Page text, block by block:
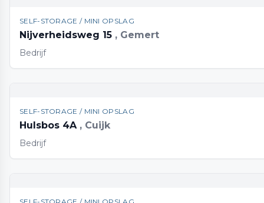
SELF-STORAGE / MINI OPSLAG
Nijverheidsweg 15 , Gemert
Bedrijf
SELF-STORAGE / MINI OPSLAG
Hulsbos 4A , Cuijk
Bedrijf